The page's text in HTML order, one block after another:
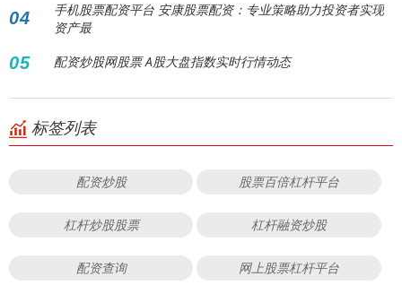
04
手机股票配资平台 安康股票配资：专业策略助力投资者实现
资产最
05 配资炒股网股票 A股大盘指数实时行情动态
标签列表
配资炒股 股票百倍杠杆平台
杠杆炒股股票 杠杆融资炒股
配资查询 网上股票杠杆平台